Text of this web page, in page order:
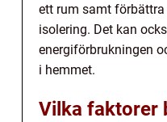
ett rum samt
isolering. Det kan
energiförbrukningen
i hemmet.
Vilka faktorer